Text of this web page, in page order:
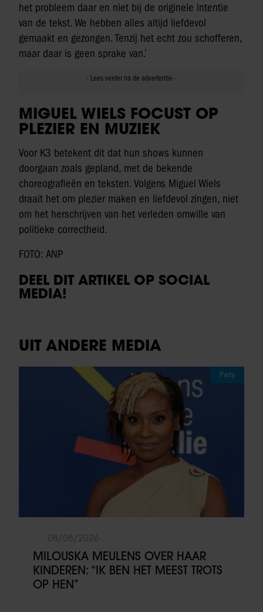
het probleem daar en niet bij de originele intentie
van de tekst. We hebben alles altijd liefdevol
gemaakt en gezongen. Tenzij het echt zou schofferen,
maar daar is geen sprake van.’
MIGUEL WIELS FOCUST OP
PLEZIER EN MUZIEK
Voor K3 betekent dit dat hun shows kunnen
doorgaan zoals gepland, met de bekende
choreografieën en teksten. Volgens Miguel Wiels
draait het om plezier maken en liefdevol zingen, niet
om het herschrijven van het verleden omwille van
politieke correctheid.
FOTO: ANP
DEEL DIT ARTIKEL OP SOCIAL
MEDIA!
UIT ANDERE MEDIA
Party
MILOUSKA MEULENS OVER HAAR
KINDEREN: “IK BEN HET MEEST TROTS
OP HEN”